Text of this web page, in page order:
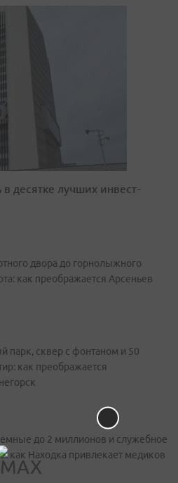
десятке лучших инвест-
двора до горнолыжного
как преображается Арсеньев
парк, сквер с фонтаном и 50
как преображается
до 2 миллионов и служебное
как Находка привлекает медиков